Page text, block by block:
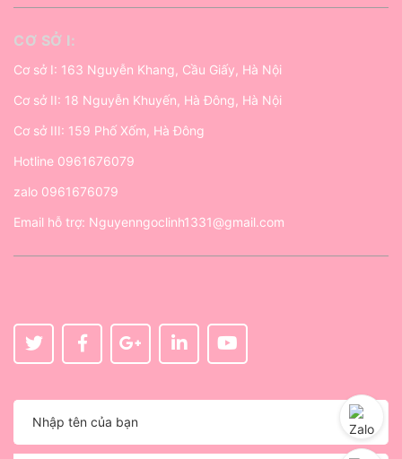
CƠ SỞ I:
Cơ sở I: 163 Nguyễn Khang, Cầu Giấy, Hà Nội
Cơ sở II: 18 Nguyễn Khuyến, Hà Đông, Hà Nội
Cơ sở III: 159 Phố Xốm, Hà Đông
Hotline 0961676079
zalo 0961676079
Email hỗ trợ: Nguyenngoclinh1331@gmail.com